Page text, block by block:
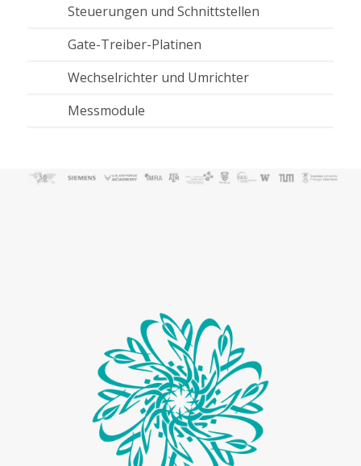
Steuerungen und Schnittstellen
Gate-Treiber-Platinen
Wechselrichter und Umrichter
Messmodule